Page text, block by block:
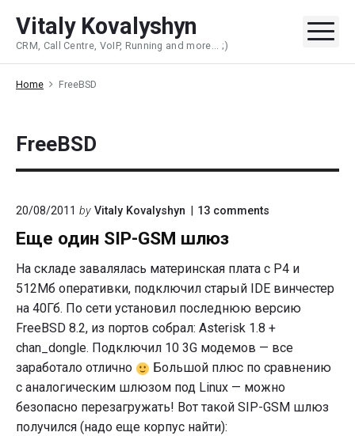
content
Vitaly Kovalyshyn
CRM, Call Centre, VoIP, Running and more... ;)
Home FreeBSD
FreeBSD
20/08/2011 by Vitaly Kovalyshyn 13 comments
GSM
шлюз"
Еще один SIP-GSM шлюз
На складе завалялась материнская плата с P4 и
512Мб оперативки, подключил старый IDE винчестер
на 40Гб. По сети установил последнюю версию
FreeBSD 8.2, из портов собрал: Asterisk 1.8 +
chan_dongle. Подключил 10 3G модемов — все
заработало отлично
Большой плюс по сравнению
с аналогическим шлюзом под Linux — можно
безопасно перезагружать! Вот такой SIP-GSM шлюз
получился (надо еще корпус найти):